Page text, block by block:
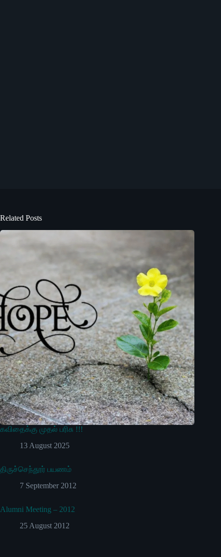
Related Posts
கவிதைக்கு முதல் பரிசு !!!
13 August 2025
திருச்செந்தூர் பயணம்
7 September 2012
Alumni Meeting – 2012
25 August 2012